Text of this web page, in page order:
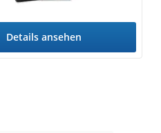
Details ansehen